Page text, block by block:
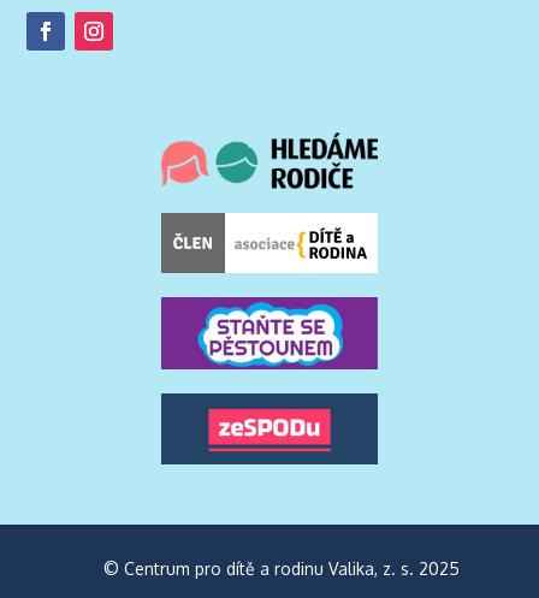
© Centrum pro dítě a rodinu Valika, z. s. 2025